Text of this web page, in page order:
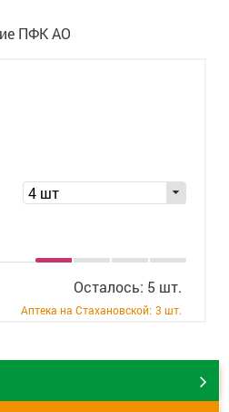
Вакансии
ПФК АО
4 шт
Осталось: 5 шт.
Аптека на Стахановской: 3 шт.